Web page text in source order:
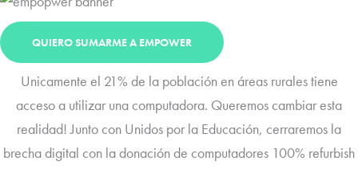
QUIERO SUMARME A EMPOWER
Unicamente el 21% de la población en áreas rurales tiene
acceso a utilizar una computadora. Queremos cambiar esta
realidad! Junto con Unidos por la Educación, cerraremos la
brecha digital con la donación de computadores 100% refurbish